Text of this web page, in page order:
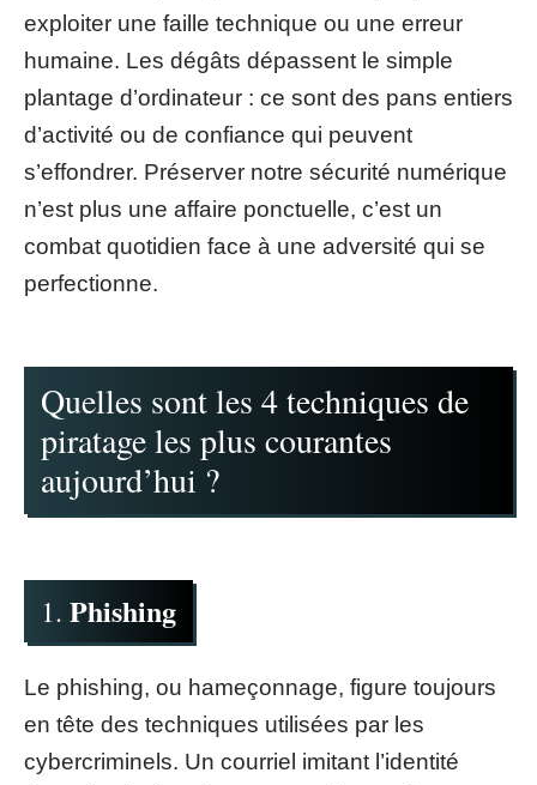
exploiter une faille technique ou une erreur
humaine. Les dégâts dépassent le simple
plantage d’ordinateur : ce sont des pans entiers
d’activité ou de confiance qui peuvent
s’effondrer. Préserver notre sécurité numérique
n’est plus une affaire ponctuelle, c’est un
combat quotidien face à une adversité qui se
perfectionne.
Quelles sont les 4 techniques de
piratage les plus courantes
aujourd’hui ?
1. Phishing
Le phishing, ou hameçonnage, figure toujours
en tête des techniques utilisées par les
cybercriminels. Un courriel imitant l’identité